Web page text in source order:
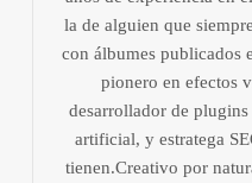
la de alguien que
con álbumes publicados
pionero en efectos
desarrollador de
artificial, y estratega
tienen.Creativo por